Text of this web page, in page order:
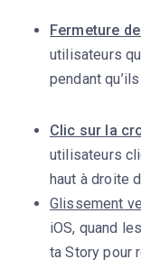
Fermeture
utilisateurs
pendant
Clic sur la
utilisateurs
haut à droite
Glissement
iOS, quand
ta Story pour